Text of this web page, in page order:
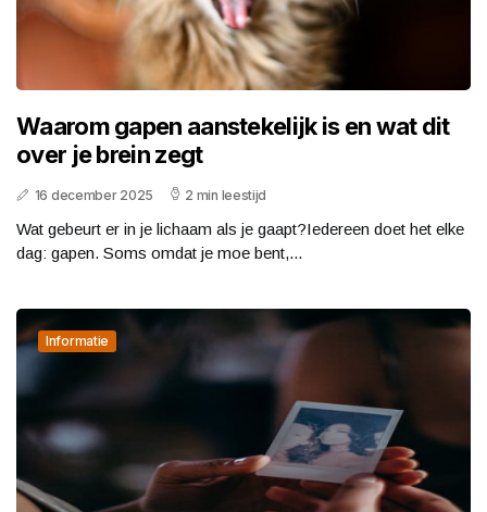
Waarom gapen aanstekelijk is en wat dit
over je brein zegt
16 december 2025 2 min leestijd
Wat gebeurt er in je lichaam als je gaapt?Iedereen doet het elke
dag: gapen. Soms omdat je moe bent,...
Informatie